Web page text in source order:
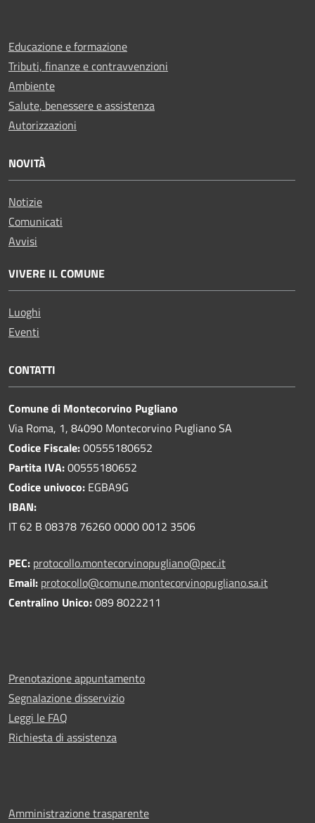
Educazione e formazione
Tributi, finanze e contravvenzioni
Ambiente
Salute, benessere e assistenza
Autorizzazioni
NOVITÀ
Notizie
Comunicati
Avvisi
VIVERE IL COMUNE
Luoghi
Eventi
CONTATTI
Comune di Montecorvino Pugliano
Via Roma, 1, 84090 Montecorvino Pugliano SA
Codice Fiscale:00555180652
Partita IVA:00555180652
Codice univoco: EGBA9G
IBAN:
IT 62 B 08378 76260 0000 0012 3506
PEC: protocollo.montecorvinopugliano@pec.it
Email: protocollo@comune.montecorvinopugliano.sa.it
Centralino Unico:089 8022211
Prenotazione appuntamento
Segnalazione disservizio
Leggi le FAQ
Richiesta di assistenza
Amministrazione trasparente